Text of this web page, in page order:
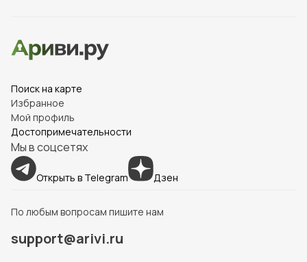
Поиск на карте
Избранное
Мой профиль
Достопримечательности
Мы в соцсетях
Открыть в Telegram Дзен
По любым вопросам пишите нам
support@arivi.ru